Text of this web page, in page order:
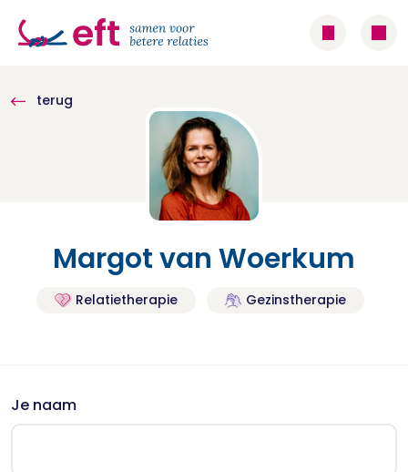
terug
Margot van Woerkum
Relatietherapie Gezinstherapie
Je naam